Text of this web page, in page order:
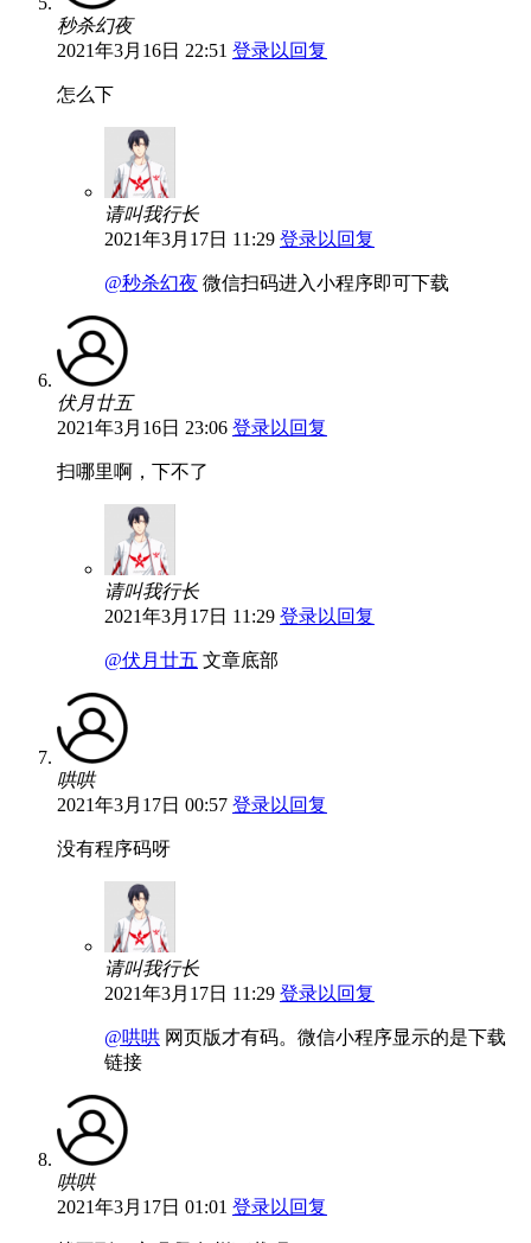
秒杀幻夜
2021年3月16日 22:51 登录以回复
怎么下
请叫我行长
2021年3月17日 11:29 登录以回复
@秒杀幻夜 微信扫码进入小程序即可下载
伏月廿五
2021年3月16日 23:06 登录以回复
扫哪里啊，下不了
请叫我行长
2021年3月17日 11:29 登录以回复
@伏月廿五 文章底部
哄哄
2021年3月17日 00:57 登录以回复
没有程序码呀
请叫我行长
2021年3月17日 11:29 登录以回复
@哄哄 网页版才有码。微信小程序显示的是下载
链接
哄哄
2021年3月17日 01:01 登录以回复